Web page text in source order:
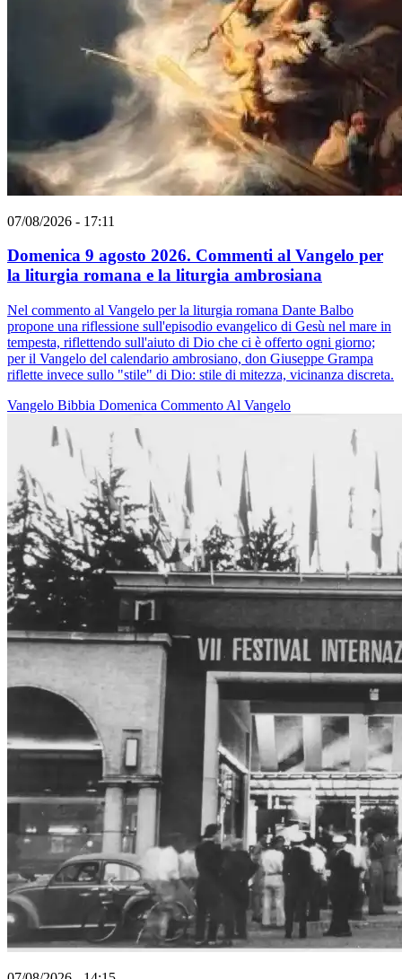
07/08/2026 - 17:11
Domenica 9 agosto 2026. Commenti al Vangelo per
la liturgia romana e la liturgia ambrosiana
Nel commento al Vangelo per la liturgia romana Dante Balbo
propone una riflessione sull'episodio evangelico di Gesù nel mare in
tempesta, riflettendo sull'aiuto di Dio che ci è offerto ogni giorno;
per il Vangelo del calendario ambrosiano, don Giuseppe Grampa
riflette invece sullo "stile" di Dio: stile di mitezza, vicinanza discreta.
Vangelo Bibbia Domenica Commento Al Vangelo